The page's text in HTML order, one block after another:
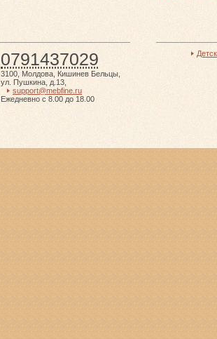
0791437029
3100 Молдова Кишинев Бельцы
ул. Пушкина, д.13
support@mebfine.ru
Ежедневно с 8.00 до 18.00